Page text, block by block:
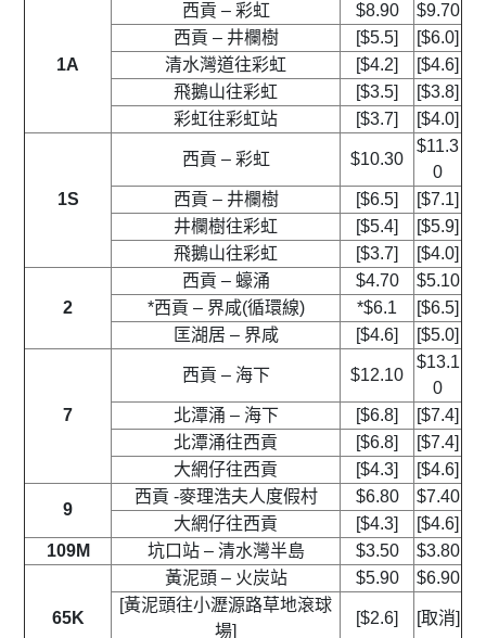
1A
西貢 – 彩虹 $8.90
$9.70
西貢 – 井欄樹
[$5.5]
[$6.0]
清水灣道往彩虹
[$4.2]
[$4.6]
飛鵝山往彩虹
[$3.5]
[$3.8]
彩虹往彩虹站
[$3.7] [$4.0]
1S
西貢 – 彩虹 $10.30
$11.3
0
西貢 – 井欄樹
[$6.5]
[$7.1]
井欄樹往彩虹
[$5.4]
[$5.9]
飛鵝山往彩虹
[$3.7] [$4.0]
2
西貢 – 蠔涌 $4.70
$5.10
*西貢 – 界咸(循環線)
*$6.1
[$6.5]
匡湖居 – 界咸
[$4.6] [$5.0]
7
西貢 – 海下 $12.10
$13.1
0
北潭涌 – 海下
[$6.8]
[$7.4]
北潭涌往西貢
[$6.8]
[$7.4]
大網仔往西貢
[$4.3] [$4.6]
9
西貢 -麥理浩夫人度假村 $6.80
$7.40
大網仔往西貢
[$4.3]
[$4.6]
109M
坑口站 – 清水灣半島 $3.50 $3.80
65K
黃泥頭 – 火炭站 $5.90
$6.90
[黃泥頭往小瀝源路草地滾球
場]
[$2.6] [取消]